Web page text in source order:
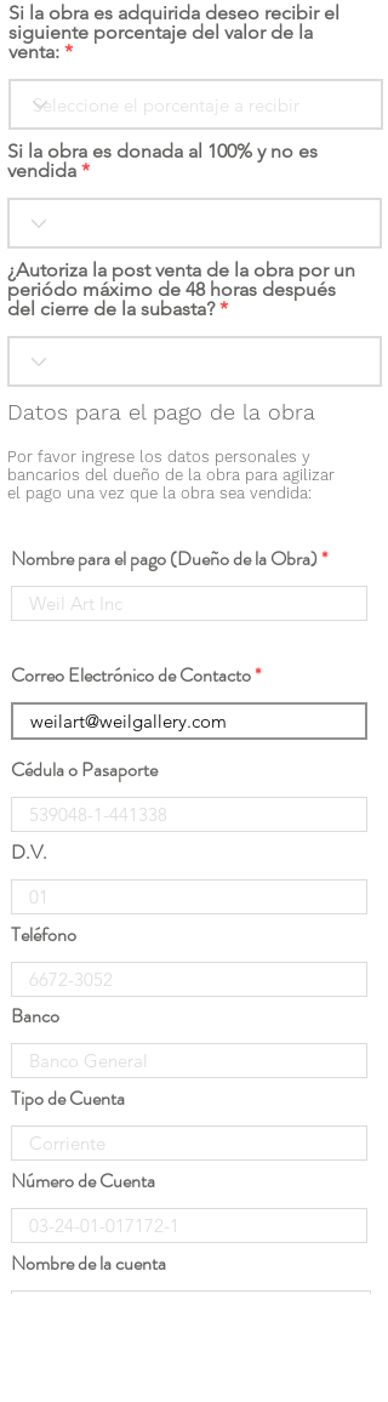
Si la obra es adquirida deseo recibir el
siguiente porcentaje del valor de la
venta:
Si la obra es donada al 100% y no es
vendida
¿Autoriza la post venta de la obra por un
periódo máximo de 48 horas después
del cierre de la subasta?
Datos para el pago de la obra
Por favor ingrese los datos personales y
bancarios del dueño de la obra para agilizar
el pago una vez que la obra sea vendida:
Nombre para el pago (Dueño de la Obra)
Correo Electrónico de Contacto
Cédula o Pasaporte
D.V.
Teléfono
Banco
Tipo de Cuenta
Número de Cuenta
Nombre de la cuenta